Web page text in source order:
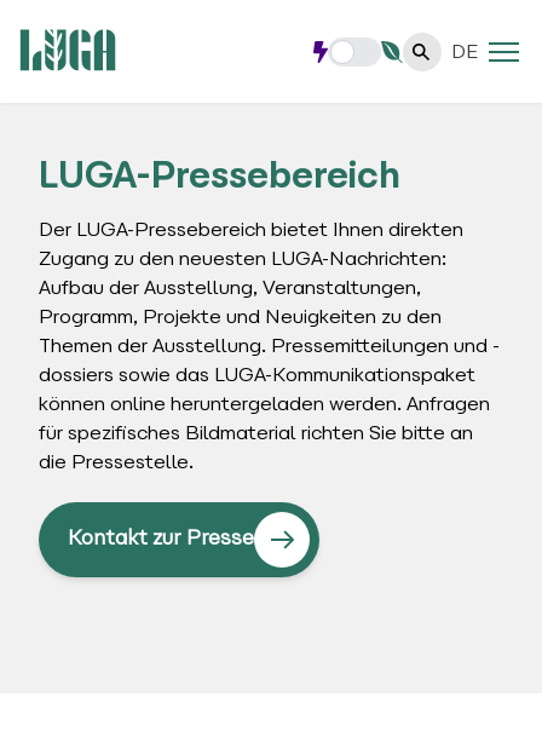
DE
LUGA-Pressebereich
Der LUGA-Pressebereich bietet Ihnen direkten
Zugang zu den neuesten LUGA-Nachrichten:
Aufbau der Ausstellung, Veranstaltungen,
Programm, Projekte und Neuigkeiten zu den
Themen der Ausstellung. Pressemitteilungen und -
dossiers sowie das LUGA-Kommunikationspaket
können online heruntergeladen werden. Anfragen
für spezifisches Bildmaterial richten Sie bitte an
die Pressestelle.
Kontakt zur Presse